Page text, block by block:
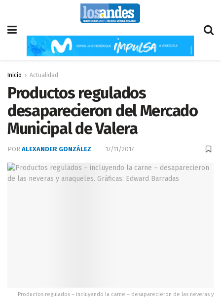
Inicio Actualidad
Productos regulados
desaparecieron del Mercado
Municipal de Valera
POR ALEXANDER GONZÁLEZ 17/11/2017
Productos regulados – incluyendo la carne – desaparecieron de las neveras y